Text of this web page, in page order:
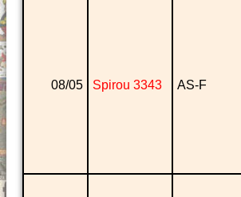
08/05 Spirou 3343 AS-F